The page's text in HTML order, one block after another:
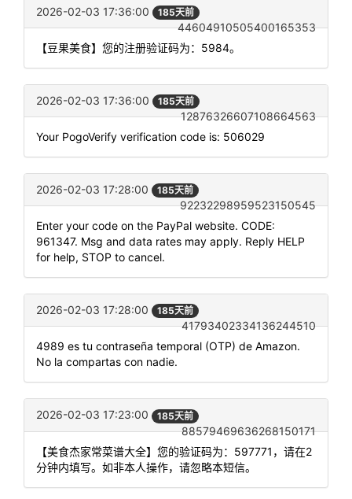
2026-02-03 17:36:00 185天前
44604910505400165353
【豆果美食】您的注册验证码为：5984。
2026-02-03 17:36:00 185天前
12876326607108664563
Your PogoVerify verification code is: 506029
2026-02-03 17:28:00 185天前
92232298959523150545
Enter your code on the PayPal website. CODE:
961347. Msg and data rates may apply. Reply HELP
for help, STOP to cancel.
2026-02-03 17:28:00 185天前
41793402334136244510
4989 es tu contraseña temporal (OTP) de Amazon.
No la compartas con nadie.
2026-02-03 17:23:00 185天前
88579469636268150171
【美食杰家常菜谱大全】您的验证码为：597771，请在2
分钟内填写。如非本人操作，请忽略本短信。